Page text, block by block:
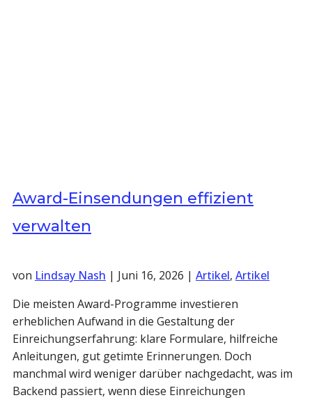
Award-Einsendungen effizient
verwalten
von Lindsay Nash | Juni 16, 2026 | Artikel, Artikel
Die meisten Award-Programme investieren
erheblichen Aufwand in die Gestaltung der
Einreichungserfahrung: klare Formulare, hilfreiche
Anleitungen, gut getimte Erinnerungen. Doch
manchmal wird weniger darüber nachgedacht, was im
Backend passiert, wenn diese Einreichungen